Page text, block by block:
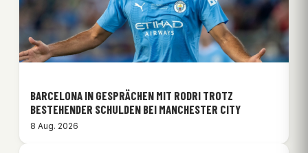
BARCELONA IN GESPRÄCHEN MIT RODRI TROTZ
BESTEHENDER SCHULDEN BEI MANCHESTER CITY
8 Aug. 2026